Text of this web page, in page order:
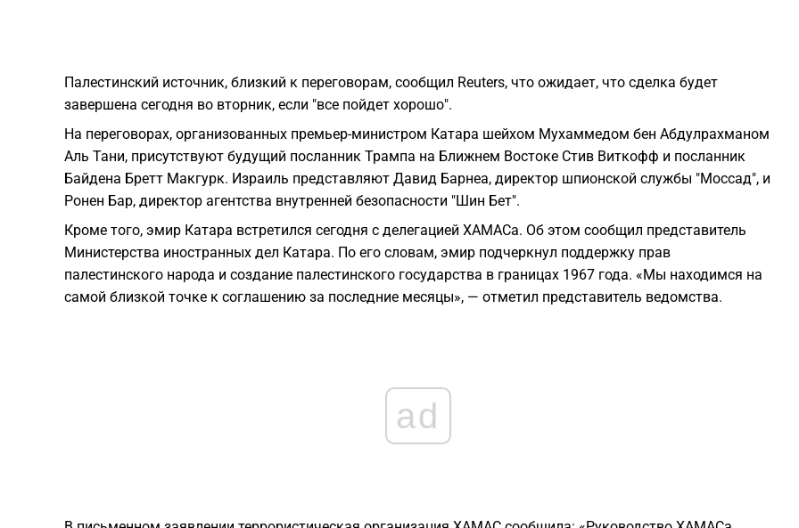
Палестинский источник, близкий к переговорам, сообщил Reuters, что ожидает, что сделка будет
завершена сегодня во вторник, если "все пойдет хорошо".
На переговорах, организованных премьер-министром Катара шейхом Мухаммедом бен Абдулрахманом
Аль Тани, присутствуют будущий посланник Трампа на Ближнем Востоке Стив Виткофф и посланник
Байдена Бретт Макгурк. Израиль представляют Давид Барнеа, директор шпионской службы "Моссад", и
Ронен Бар, директор агентства внутренней безопасности "Шин Бет".
Кроме того, эмир Катара встретился сегодня с делегацией ХАМАСа. Об этом сообщил представитель
Министерства иностранных дел Катара. По его словам, эмир подчеркнул поддержку прав
палестинского народа и создание палестинского государства в границах 1967 года. «Мы находимся на
самой близкой точке к соглашению за последние месяцы», — отметил представитель ведомства.
ad